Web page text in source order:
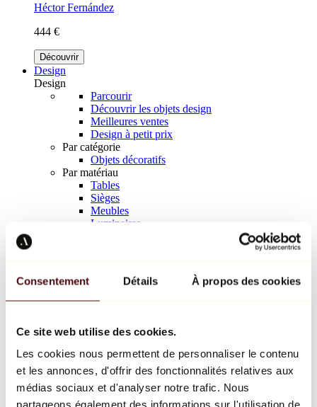
Consentement Détails À propos des cookies
Ce site web utilise des cookies.
Les cookies nous permettent de personnaliser le contenu
et les annonces, d'offrir des fonctionnalités relatives aux
médias sociaux et d'analyser notre trafic. Nous
partageons également des informations sur l'utilisation de
Héctor Fernández
444 €
Découvrir
Design
Design
Parcourir
Découvrir les objets design
Meilleures ventes
Design à petit prix
Par catégorie
Objets décoratifs
Par matériau
Tables
Sièges
Meubles
Luminaires
Richard Orlinski
Keith Haring
Jeff Koons
Jean-Michel Basquiat
Tous les designers
Œuvre de la semaine